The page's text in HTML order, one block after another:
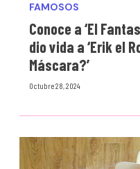
FAMOSOS
Conoce a ‘El
dio vida a ‘Erik el
Máscara?’
Octubre 28, 2024